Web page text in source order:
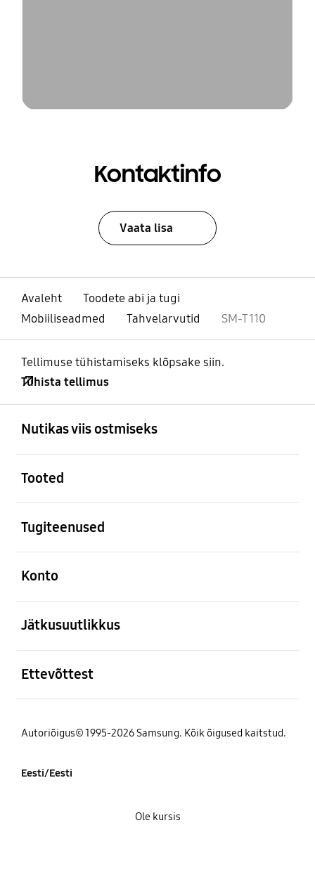
Kontaktinfo
Vaata lisa
Avaleht
Toodete abi ja tugi
Mobiiliseadmed
Tahvelarvutid SM-T110
Tellimuse tühistamiseks klõpsake siin.
Tühista tellimus
Nutikas viis ostmiseks
Tooted
Tugiteenused
Konto
Jätkusuutlikkus
Ettevõttest
Autoriõigus© 1995-2026 Samsung. Kõik õigused kaitstud.
Eesti/Eesti
Ole kursis